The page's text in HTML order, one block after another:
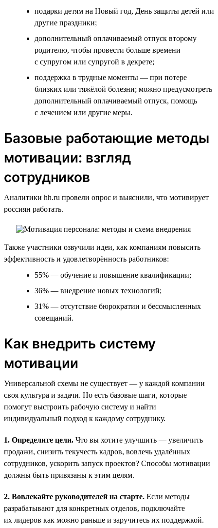
подарки детям на Новый год, День защиты детей или
другие праздники;
дополнительный оплачиваемый отпуск второму
родителю, чтобы провести больше времени
с супругом или супругой в декрете;
поддержка в трудные моменты — при потере
близких или тяжёлой болезни; можно предусмотреть
дополнительный оплачиваемый отпуск, помощь
с лечением или другие меры.
Базовые работающие методы
мотивации: взгляд
сотрудников
Аналитики hh.ru провели опрос и выяснили, что мотивирует
россиян работать.
Также участники озвучили идеи, как компаниям повысить
эффективность и удовлетворённость работников:
55% — обучение и повышение квалификации;
36% — внедрение новых технологий;
31% — отсутствие бюрократии и бессмысленных
совещаний.
Как внедрить систему
мотивации
Универсальной схемы не существует — у каждой компании
своя культура и задачи. Но есть базовые шаги, которые
помогут выстроить рабочую систему и найти
индивидуальный подход к каждому сотруднику.
1. Определите цели. Что вы хотите улучшить — увеличить
продажи, снизить текучесть кадров, вовлечь удалённых
сотрудников, ускорить запуск проектов? Способы мотивации
должны быть привязаны к этим целям.
2. Вовлекайте руководителей на старте. Если методы
разрабатывают для конкретных отделов, подключайте
их лидеров как можно раньше и заручитесь их поддержкой.